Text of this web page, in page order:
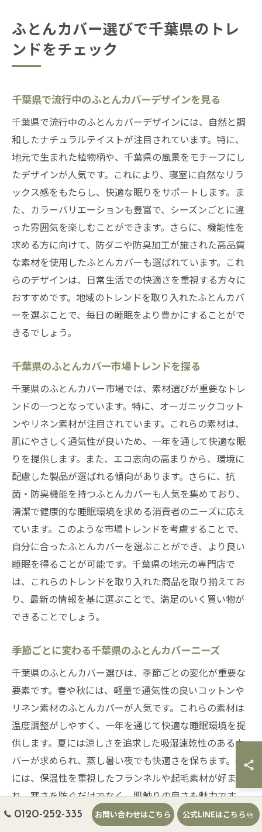
ふとんカバー選びで千葉県のトレ
ンドをチェック
千葉県で流行中のふとんカバーデザインを見る
千葉県で流行中のふとんカバーデザインには、自然と調
和したナチュラルテイストが注目されています。特に、
地元で生まれた植物柄や、千葉県の風景をモチーフにし
たデザインが人気です。これにより、寝室に自然なリラ
ックス感をもたらし、快適な眠りをサポートします。ま
た、カラーバリエーションも豊富で、シーズンごとに違
った雰囲気を楽しむことができます。さらに、機能性を
求める方に向けて、防ダニや防臭加工が施された高品質
な素材を使用したふとんカバーも選ばれています。これ
らのデザインは、日常生活での快適さを重視する方々に
おすすめです。地域のトレンドを取り入れたふとんカバ
ーを選ぶことで、毎日の睡眠をより豊かにすることがで
きるでしょう。
千葉県のふとんカバー市場トレンドを探る
千葉県のふとんカバー市場では、素材選びが重要なトレ
ンドの一つとなっています。特に、オーガニックコット
ンやリネン素材が注目されています。これらの素材は、
肌にやさしく通気性が良いため、一年を通して快適な眠
りを提供します。また、エコ志向の高まりから、環境に
配慮した製品が選ばれる傾向があります。さらに、抗
菌・防臭機能を持つふとんカバーも人気を集めており、
清潔で健康的な睡眠環境を求める消費者のニーズに応え
ています。このような市場トレンドを考慮することで、
自分に合ったふとんカバーを選ぶことができ、より良い
睡眠を得ることが可能です。千葉県の地元の専門店で
は、これらのトレンドを取り入れた商品を取り揃えてお
り、最新の情報を基に選ぶことで、満足のいく買い物が
できることでしょう。
季節ごとに変わる千葉県のふとんカバーニーズ
千葉県のふとんカバー選びは、季節ごとの変化が重要な
要素です。春や秋には、軽量で通気性の良いコットンや
リネン素材のふとんカバーが人気です。これらの素材は
温度調整がしやすく、一年を通じて快適な睡眠環境を提
供します。夏には涼しさを追求した吸湿速乾性のあるカ
バーが求められ、蒸し暑い夜でも快適さを保ちます。冬
には、保温性を重視したフランネルや起毛素材が好ま
れ、寒さを防ぐだけでなく、肌触りの良さも魅力です。
季節に応じた適切なふとんカバーの選定は、睡眠の質を
0120-252-335 お問い合わせはこちら 公式LINEはこちら